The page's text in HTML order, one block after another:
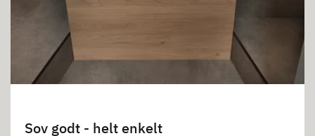
Sov godt - helt enkelt